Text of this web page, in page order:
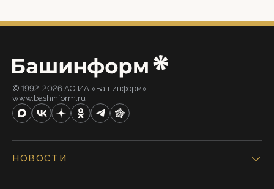
© 1992-2026 АО ИА «Башинформ».
www.bashinform.ru
НОВОСТИ